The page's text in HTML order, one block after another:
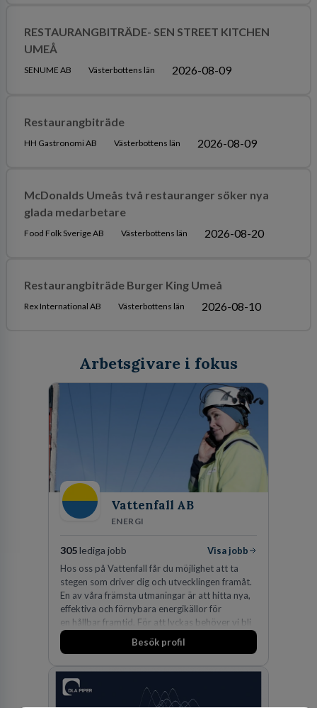
RESTAURANGBITRÄDE- SEN STREET KITCHEN
UMEÅ
SENUME AB Västerbottens län 2026-08-09
Restaurangbiträde
HH Gastronomi AB Västerbottens län 2026-08-09
McDonalds Umeås två restauranger söker nya
glada medarbetare
Food Folk Sverige AB Västerbottens län 2026-08-20
Restaurangbiträde Burger King Umeå
Rex International AB Västerbottens län 2026-08-10
Arbetsgivare i fokus
Vattenfall AB
ENERGI
305lediga jobb
Visa jobb
Hos oss på Vattenfall får du möjlighet att ta
stegen som driver dig och utvecklingen framåt.
En av våra främsta utmaningar är att hitta nya,
effektiva och förnybara energikällor för
en hållbar framtid. För att lyckas behöver vi bli
fler medarbetare som vill göra skillnad.
Besök profil